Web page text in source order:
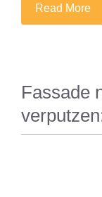
Read More
Fassade